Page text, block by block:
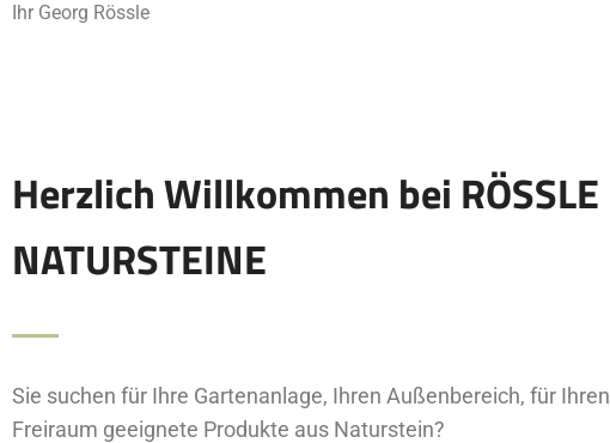
Ihr Georg Rössle
Herzlich Willkommen bei RÖSSLE
NATURSTEINE
Sie suchen für Ihre Gartenanlage, Ihren Außenbereich, für Ihren
Freiraum geeignete Produkte aus Naturstein?